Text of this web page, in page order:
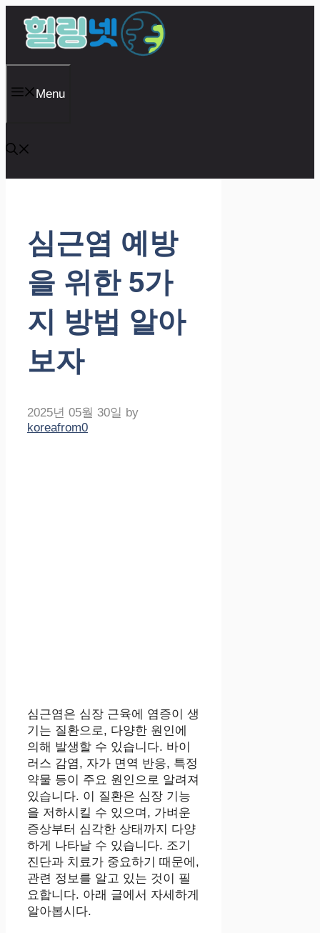
content
Menu
심근염 예방
을 위한 5가
지 방법 알아
보자
2025년 05월 30일 by
koreafrom0
심근염은 심장 근육에 염증이 생
기는 질환으로, 다양한 원인에
의해 발생할 수 있습니다. 바이
러스 감염, 자가 면역 반응, 특정
약물 등이 주요 원인으로 알려져
있습니다. 이 질환은 심장 기능
을 저하시킬 수 있으며, 가벼운
증상부터 심각한 상태까지 다양
하게 나타날 수 있습니다. 조기
진단과 치료가 중요하기 때문에,
관련 정보를 알고 있는 것이 필
요합니다. 아래 글에서 자세하게
알아봅시다.